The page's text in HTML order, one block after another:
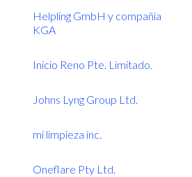
Helpling GmbH y compañía
KGA
Inicio Reno Pte. Limitado.
Johns Lyng Group Ltd.
mi limpieza inc.
Oneflare Pty Ltd.